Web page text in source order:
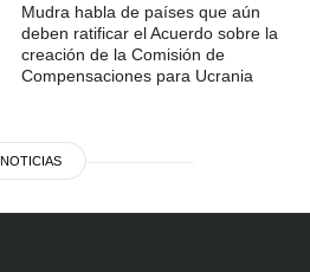
Mudra habla de países que aún
deben ratificar el Acuerdo sobre la
creación de la Comisión de
Compensaciones para Ucrania